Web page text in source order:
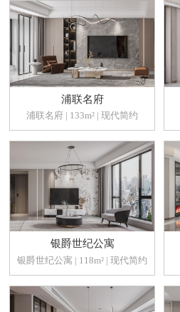
浦联名府
浦联名府 | 133m² | 现代简约
银爵世纪公寓
银爵世纪公寓 | 118m² | 现代简约